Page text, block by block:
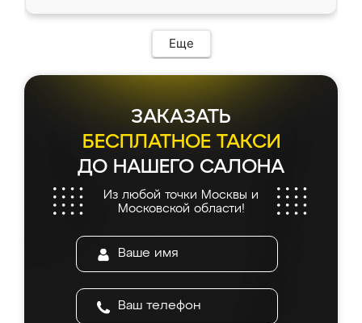
Еще
ЗАКАЗАТЬ
БЕСПЛАТНОЕ ТАКСИ
ДО НАШЕГО САЛОНА
Из любой точки Москвы и
Московской области!